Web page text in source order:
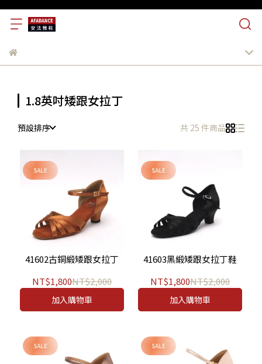
1.8英吋矮跟女拉丁
預設排序 共 25 件商品
41602古銅緞矮跟女拉丁
NT$1,800NT$2,000
加入購物車
41603黑緞矮跟女拉丁鞋
NT$1,800NT$2,000
加入購物車